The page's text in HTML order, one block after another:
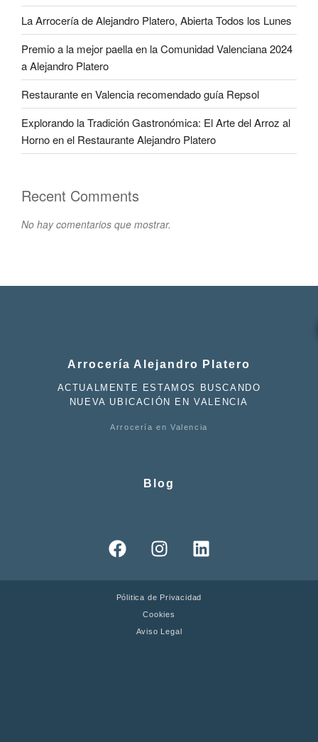
La Arrocería de Alejandro Platero, Abierta Todos los Lunes
Premio a la mejor paella en la Comunidad Valenciana 2024
a Alejandro Platero
Restaurante en Valencia recomendado guía Repsol
Explorando la Tradición Gastronómica: El Arte del Arroz al
Horno en el Restaurante Alejandro Platero
Recent Comments
No hay comentarios que mostrar.
Arrocería Alejandro Platero
ACTUALMENTE ESTAMOS BUSCANDO
NUEVA UBICACIÓN EN VALENCIA
Arrocería en Valencia
Blog
Pólitica de Privacidad
Cookies
Aviso Legal